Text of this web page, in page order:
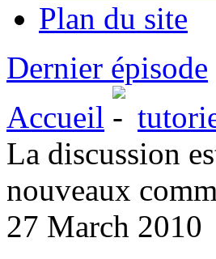
Plan du site
Dernier épisode
Accueil
La discussion
nouveaux
27 March 2010